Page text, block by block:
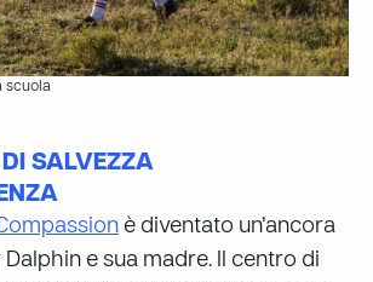
scuola
SALVEZZA
è diventato un’ancora
e sua madre. Il centro di